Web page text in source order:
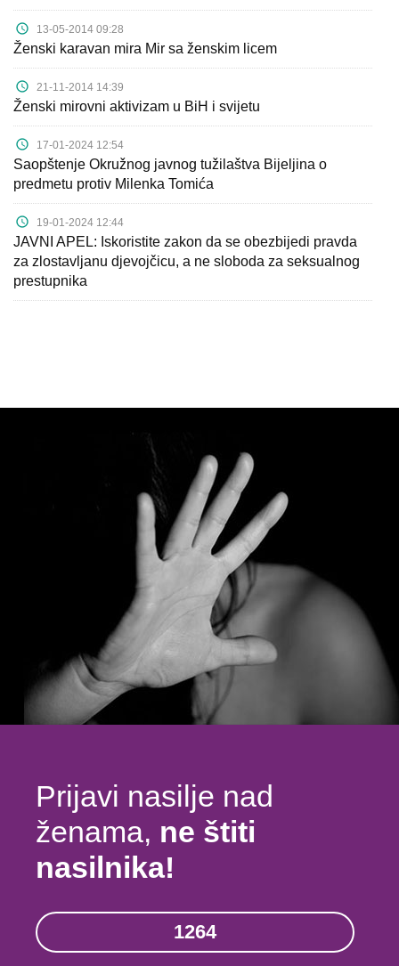
13-05-2014 09:28
Ženski karavan mira Mir sa ženskim licem
21-11-2014 14:39
Ženski mirovni aktivizam u BiH i svijetu
17-01-2024 12:54
Saopštenje Okružnog javnog tužilaštva Bijeljina o
predmetu protiv Milenka Tomića
19-01-2024 12:44
JAVNI APEL: Iskoristite zakon da se obezbijedi pravda
za zlostavljanu djevojčicu, a ne sloboda za seksualnog
prestupnika
Prijavi nasilje nad
ženama, ne štiti
nasilnika!
1264